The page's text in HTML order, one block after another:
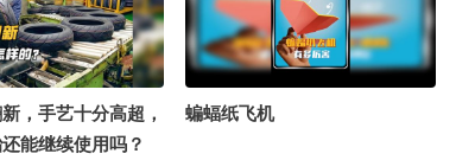
，手艺十分高超，
能继续使用吗？
蝙蝠纸飞机